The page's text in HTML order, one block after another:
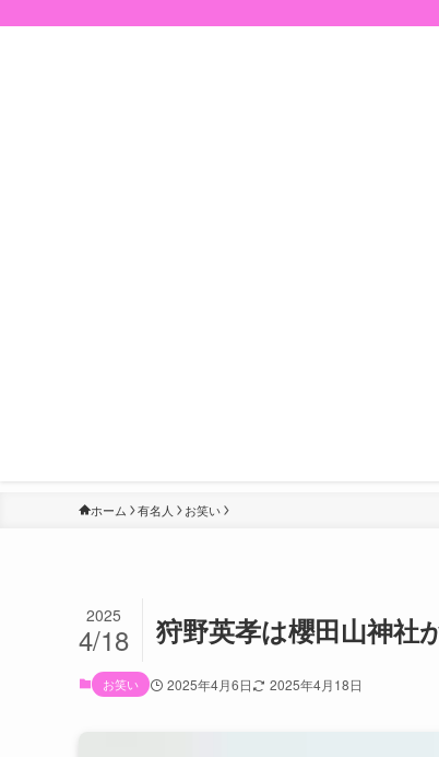
ホーム 有名人 お笑い
狩野英孝は櫻田山神社
2025
4/18
お笑い 2025年4月6日 2025年4月18日